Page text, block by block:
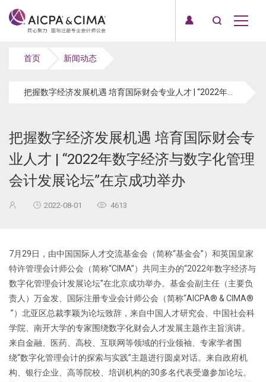
首页 新闻动态
把握数字经济发展机遇 培育国际财会专
业人才 | “2022年数字经济与数字化管理
会计发展论坛”在京成功举办
2022-08-01 4613
7月29日，由中国国际人才交流基金会（简称“基金会”）和英国皇家
特许管理会计师公会（简称“CIMA”）共同主办的“2022年数字经济与
数字化管理会计发展论坛”在北京成功举办。基金会副主任（主要负
责人）万金发、国际注册专业会计师公会（简称“AICPA® & CIMA®
”）北亚区总裁李颖为论坛致辞，来自中国人才研究会、中国社会科
学院、南开大学的专家围绕数字化财会人才发展主题作主旨演讲。
来自金融、医药、高校、互联网等领域的行业领袖、专家学者围
绕“数字化管理会计的探索与实践”主题进行圆桌对话。来自政府机
构、银行企业、高等院校、培训机构的30多名代表受邀参加论坛。